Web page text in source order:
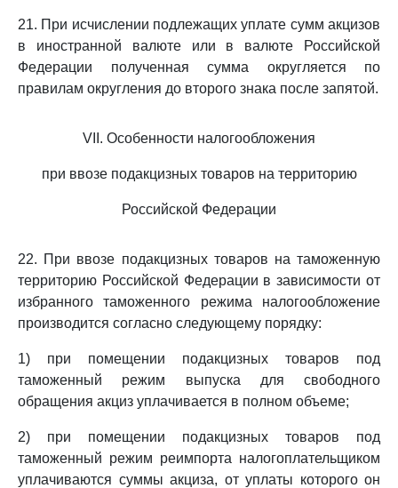
21. При исчислении подлежащих уплате сумм акцизов
в иностранной валюте или в валюте Российской
Федерации полученная сумма округляется по
правилам округления до второго знака после запятой.
VII. Особенности налогообложения
при ввозе подакцизных товаров на территорию
Российской Федерации
22. При ввозе подакцизных товаров на таможенную
территорию Российской Федерации в зависимости от
избранного таможенного режима налогообложение
производится согласно следующему порядку:
1) при помещении подакцизных товаров под
таможенный режим выпуска для свободного
обращения акциз уплачивается в полном объеме;
2) при помещении подакцизных товаров под
таможенный режим реимпорта налогоплательщиком
уплачиваются суммы акциза, от уплаты которого он